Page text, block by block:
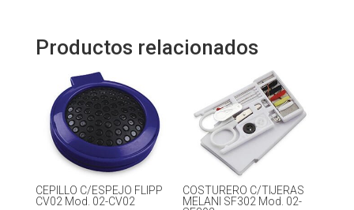
Productos relacionados
CEPILLO C/ESPEJO FLIPP
CV02 Mod. 02-CV02
COSTURERO C/TIJERAS
MELANI SF302 Mod. 02-